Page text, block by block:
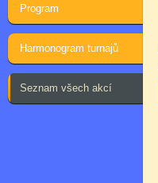
Program
Harmonogram turnajů
Seznam všech akcí